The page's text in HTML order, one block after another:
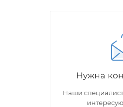
Нужна
Наши